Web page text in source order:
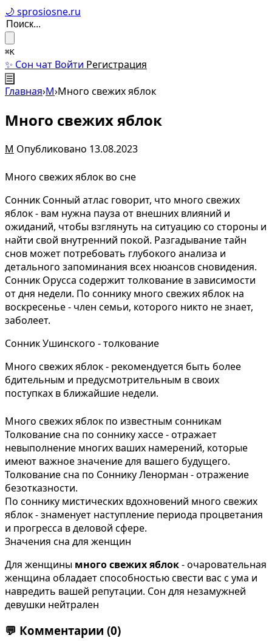
🌙 sprosiosne.ru
⌘K
✨ Сон чат Войти Регистрация
☰
Главная›М›Много свежих яблок
Много свежих яблок
М Опубликовано 13.08.2023
Много свежих яблок во сне
Сонник Сонный атлас говорит, что много свежих
яблок - вам нужна пауза от внешних влияний и
ожиданий, чтобы взглянуть на ситуацию со стороны и
найти свой внутренний покой. Разгадывание тайн
снов может потребовать глубокого анализа и
детального запоминания всех нюансов сновидения.
Сонник Орусса содержит толкование в зависимости
от дня недели. По соннику много свежих яблок на
воскресенье - член семьи, которого никто не знает,
заболеет.
Сонник Ушинского - толкование
Много свежих яблок - рекомендуется быть более
бдительным и предусмотрительным в своих
поступках в ближайшие недели.
Много свежих яблок по известным сонникам
Толкование сна по соннику хассе - отражает
невыполнение многих ваших намерений, которые
имеют важное значение для вашего будущего.
Толкование сна по Соннику Ленорман - отражение
безотказности.
По соннику мистических вдохновений много свежих
яблок - знаменует наступление периода процветания
и прогресса в деловой сфере.
Значения сна для женщин
Для женщины много свежих яблок- очаровательная
женщина обладает способностью свести вас с ума и
навредить вашей репутации. Сон для незамужней
девушки нейтрален
💬 Комментарии (0)